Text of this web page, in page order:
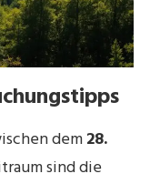
dem28.
sind die